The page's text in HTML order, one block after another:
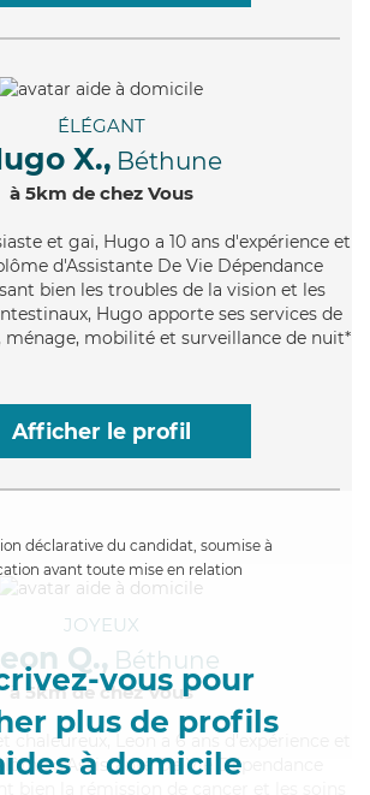
ÉLÉGANT
X., Béthune
à 5km de chez Vous
et gai, Hugo a 10 ans d'expérience et
d'Assistante De Vie Dépendance
bien les troubles de la vision et les
Hugo apporte ses services de
ménage, mobilité et surveillance de nuit*
Afficher le profil
déclarative du candidat, soumise à
avant toute mise en relation
vous pour
plus de profils
à domicile
JOYEUX
Q., Béthune
à 5km de chez Vous
chaleureux, Leon a 6 ans d'expérience et
d'Assistante De Vie Dépendance